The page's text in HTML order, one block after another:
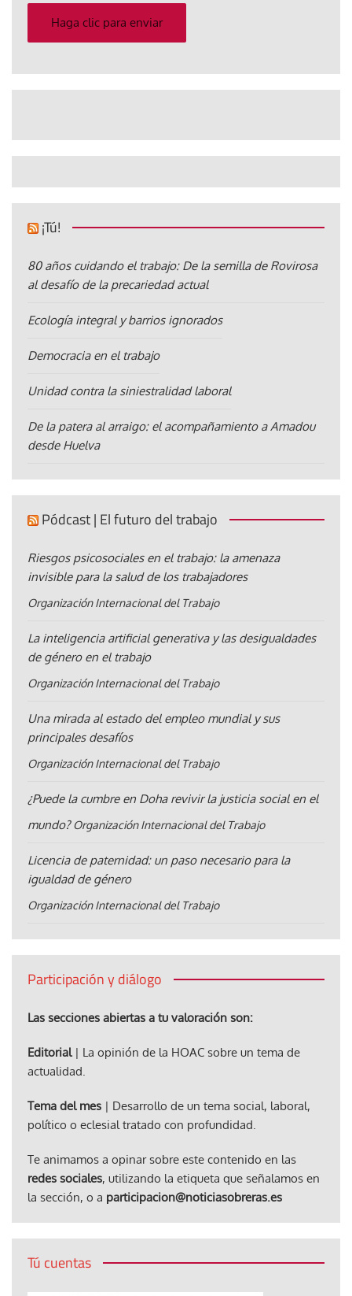
electrónico
Haga clic para enviar
¡Tú!
80 años cuidando el trabajo: De la semilla de Rovirosa
al desafío de la precariedad actual
Ecología integral y barrios ignorados
Democracia en el trabajo
Unidad contra la siniestralidad laboral
De la patera al arraigo: el acompañamiento a Amadou
desde Huelva
Pódcast | El futuro del trabajo
Riesgos psicosociales en el trabajo: la amenaza
invisible para la salud de los trabajadores
Organización Internacional del Trabajo
La inteligencia artificial generativa y las desigualdades
de género en el trabajo
Organización Internacional del Trabajo
Una mirada al estado del empleo mundial y sus
principales desafíos
Organización Internacional del Trabajo
¿Puede la cumbre en Doha revivir la justicia social en el
mundo? Organización Internacional del Trabajo
Licencia de paternidad: un paso necesario para la
igualdad de género
Organización Internacional del Trabajo
Participación y diálogo
Las secciones abiertas a tu valoración son:
Editorial| La opinión de la HOAC sobre un tema de
actualidad.
Tema del mes | Desarrollo de un tema social, laboral,
político o eclesial tratado con profundidad.
Te animamos a opinar sobre este contenido en las
redes sociales, utilizando la etiqueta que señalamos en
la sección, o a participacion@noticiasobreras.es
Tú cuentas